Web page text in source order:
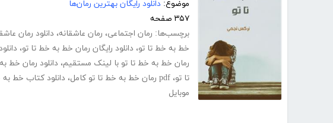
موضوع: دانلود رایگان بهترین رمان‌ها
۳۵۷ صفحه
برچسب‌ها: رمان اجتماعی، رمان عاشقانه، دانلود رمان
خط به خط تا تو، دانلود رایگان رمان خط به خط تا تو،
رمان خط به خط تا تو با لینک مستقیم، دانلود رمان خط
تا تو، pdf رمان خط به خط تا تو کامل ، دانلود کتاب خط
موبایل